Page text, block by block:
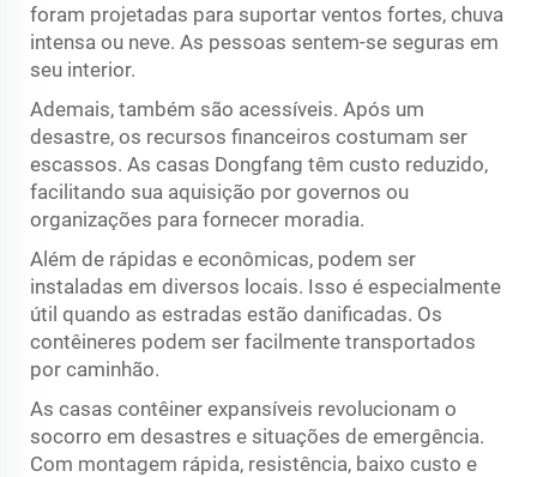
foram projetadas para suportar ventos fortes, chuva
intensa ou neve. As pessoas sentem-se seguras em
seu interior.
Ademais, também são acessíveis. Após um
desastre, os recursos financeiros costumam ser
escassos. As casas Dongfang têm custo reduzido,
facilitando sua aquisição por governos ou
organizações para fornecer moradia.
Além de rápidas e econômicas, podem ser
instaladas em diversos locais. Isso é especialmente
útil quando as estradas estão danificadas. Os
contêineres podem ser facilmente transportados
por caminhão.
As casas contêiner expansíveis revolucionam o
socorro em desastres e situações de emergência.
Com montagem rápida, resistência, baixo custo e